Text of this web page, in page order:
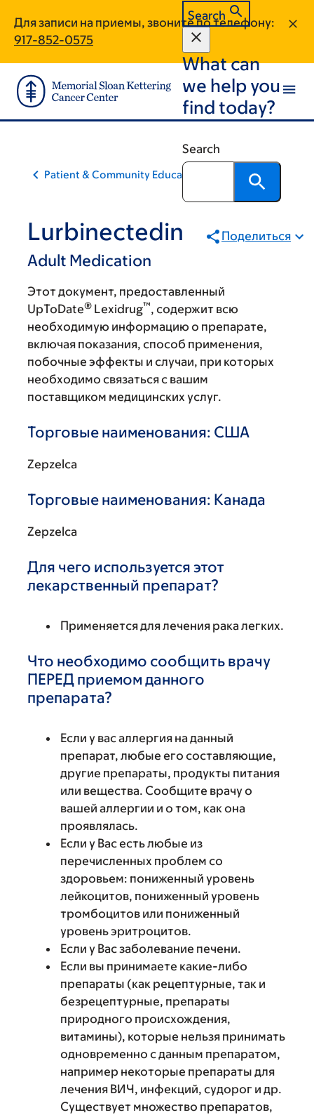
main
content
footer
Для записи на приемы, звоните по телефону:
917-852-0575
Search
What can
we help you
find today?
Search
Patient & Community Education
Lurbinectedin
Adult Medication
Поделиться
Этот документ, предоставленный
UpToDate® Lexidrug™, содержит всю
необходимую информацию о препарате,
включая показания, способ применения,
побочные эффекты и случаи, при которых
необходимо связаться с вашим
поставщиком медицинских услуг.
Торговые наименования: США
Zepzelca
Торговые наименования: Канада
Zepzelca
Для чего используется этот
лекарственный препарат?
Применяется для лечения рака легких.
Что необходимо сообщить врачу
ПЕРЕД приемом данного
препарата?
Если у вас аллергия на данный
препарат, любые его составляющие,
другие препараты, продукты питания
или вещества. Сообщите врачу о
вашей аллергии и о том, как она
проявлялась.
Если у Вас есть любые из
перечисленных проблем со
здоровьем: пониженный уровень
лейкоцитов, пониженный уровень
тромбоцитов или пониженный
уровень эритроцитов.
Если у Вас заболевание печени.
Если вы принимаете какие-либо
препараты (как рецептурные, так и
безрецептурные, препараты
природного происхождения,
витамины), которые нельзя принимать
одновременно с данным препаратом,
например некоторые препараты для
лечения ВИЧ, инфекций, судорог и др.
Существует множество препаратов,